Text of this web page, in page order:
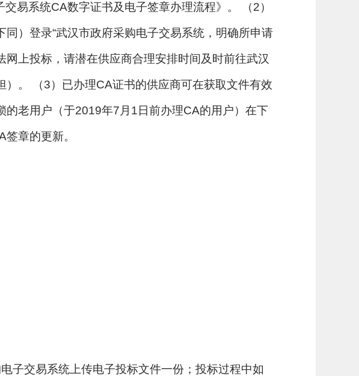
易系统CA数字证书及电子签章办理流程》。 （2）
）登录“武汉市政府采购电子交易系统，明确所申请
上投标，请潜在供应商合理安排时间及时前往武汉
。 （3）已办理CA证书的供应商可在获取文件有效
老用户（于2019年7月1日前办理CA的用户）在下
章的更新。
子交易系统上传电子投标文件一份；投标过程中如